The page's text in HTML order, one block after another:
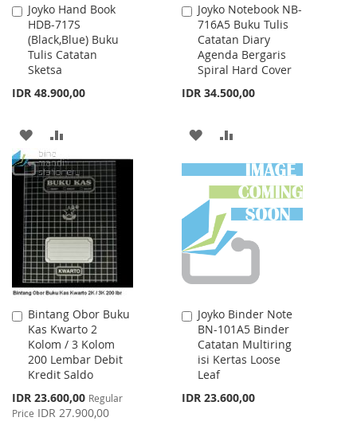
Joyko Hand Book
HDB-717S
(Black,Blue) Buku
Tulis Catatan
Sketsa
IDR 48.900,00
Add
to
Cart
ADD
TO
WISH
LIST
TO
COMPARE
Joyko Notebook NB-
716A5 Buku Tulis
Catatan Diary
Agenda Bergaris
Spiral Hard Cover
IDR 34.500,00
Add
to
Cart
ADD
TO
WISH
LIST
TO
COMPARE
Bintang Obor Buku
Kas Kwarto 2
Kolom / 3 Kolom
200 Lembar Debit
Kredit Saldo
Special
Price
IDR 23.600,00 Regular
Price IDR 27.900,00
Add
to
Cart
Joyko Binder Note
BN-101A5 Binder
Catatan Multiring
isi Kertas Loose
Leaf
IDR 23.600,00
Add
to
Cart